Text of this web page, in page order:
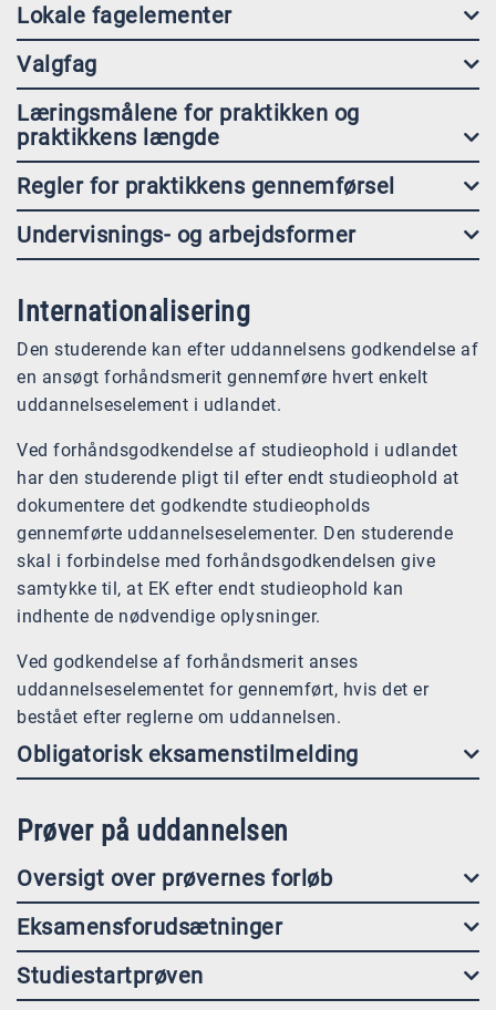
Lokale fagelementer
Valgfag
Læringsmålene for praktikken og
praktikkens længde
Regler for praktikkens gennemførsel
Undervisnings- og arbejdsformer
Internationalisering
Den studerende kan efter uddannelsens godkendelse af
en ansøgt forhåndsmerit gennemføre hvert enkelt
uddannelseselement i udlandet.
Ved forhåndsgodkendelse af studieophold i udlandet
har den studerende pligt til efter endt studieophold at
dokumentere det godkendte studieopholds
gennemførte uddannelseselemen­ter. Den studerende
skal i forbindelse med forhåndsgodkendelsen give
samtykke til, at EK efter endt studieophold kan
indhente de nødvendige oplysninger.
Ved godkendelse af forhåndsmerit anses
uddannelseselementet for gennemført, hvis det er
bestået efter reglerne om uddannelsen.
Obligatorisk eksamenstilmelding
Prøver på uddannelsen
Oversigt over prøvernes forløb
Eksamensforudsætninger
Studiestartprøven